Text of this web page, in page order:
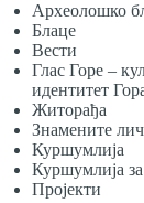
Археолошко
Блаце
Вести
Глас Горе –
идентитет
Житорађа
Знамените
Куршумлија
Куршумлија
Пројекти